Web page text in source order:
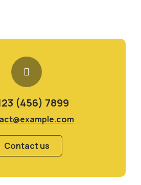
(456) 7899
Contact us